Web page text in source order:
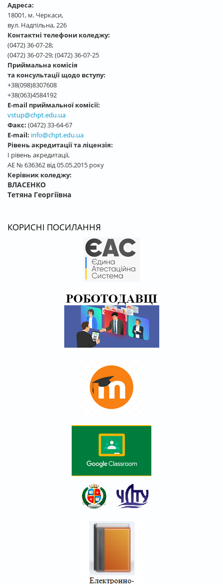
Адреса:
18001, м. Черкаси,
вул. Надпільна, 226
Контактні телефони коледжу:
(0472) 36-07-28;
(0472) 36-07-29; (0472) 36-07-25
Приймальна комісія
та консультації щодо вступу:
+38(098)8307608
+38(063)4584192
E-mail приймальної комісії:
vstup@chpt.edu.ua
Факс: (0472) 33-64-67
E-mail: info@chpt.edu.ua
Рівень акредитації та ліцензія:
І рівень акредитації,
АЕ № 636362 від 05.05.2015 року
Керівник коледжу:
ВЛАСЕНКО
Тетяна Георгіївна
КОРИСНІ ПОСИЛАННЯ